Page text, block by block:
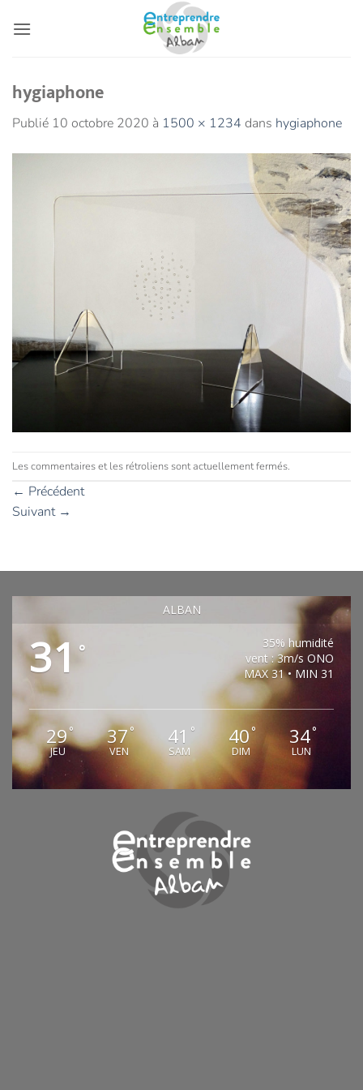
hygiaphone
Publié 10 octobre 2020 à 1500 × 1234 dans hygiaphone
Les commentaires et les rétroliens sont actuellement fermés.
← Précédent
Suivant →
ALBAN
31°
35% humidité
vent : 3m/s ONO
MAX 31 • MIN 31
29°
JEU
37°
VEN
41 °
SAM
40 °
DIM
34°
LUN